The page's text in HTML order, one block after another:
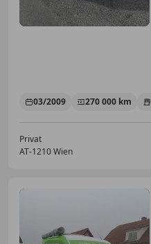
03/2009 270 000 km
Privat
AT-1210 Wien